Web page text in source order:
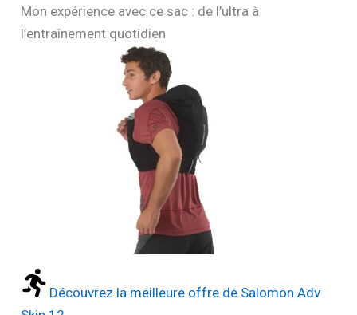
Mon expérience avec ce sac : de l’ultra à
l’entraînement quotidien
Découvrez la meilleure offre de Salomon Adv